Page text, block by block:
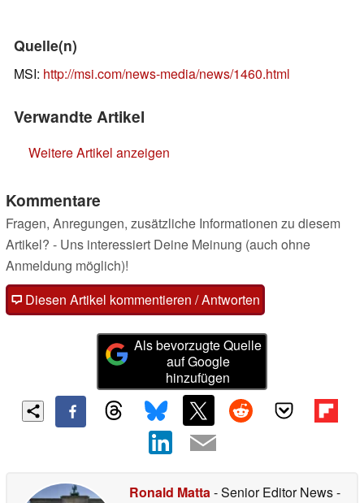
Quelle(n)
MSI: http://msi.com/news-media/news/1460.html
Verwandte Artikel
Weitere Artikel anzeigen
Kommentare
Fragen, Anregungen, zusätzliche Informationen zu diesem
Artikel? - Uns interessiert Deine Meinung (auch ohne
Anmeldung möglich)!
Diesen Artikel kommentieren / Antworten
Als bevorzugte Quelle
auf Google
hinzufügen
Ronald Matta- Senior Editor News-